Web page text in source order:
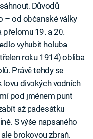
Důvodů
– od občanské války
přelomu 19. a 20.
vyhubit holuba
roku 1914) obliba
Právě tehdy se
lovu divokých vodních
pod jménem punt
až padesátku
S výše napsaného
brokovou zbraň.